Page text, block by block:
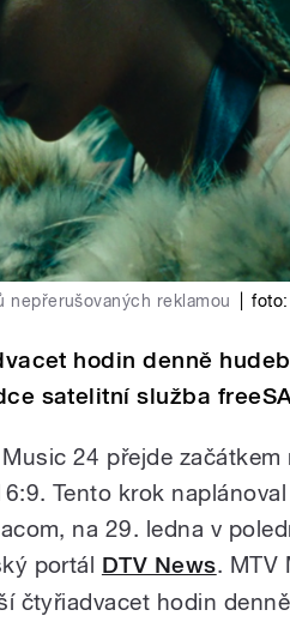
nepřerušovaných reklamou foto:
hodin denně
satelitní služba
24 přejde
Tento krok
na 29. ledna v
portál DTV News. MTV
čtyřiadvacet hodin